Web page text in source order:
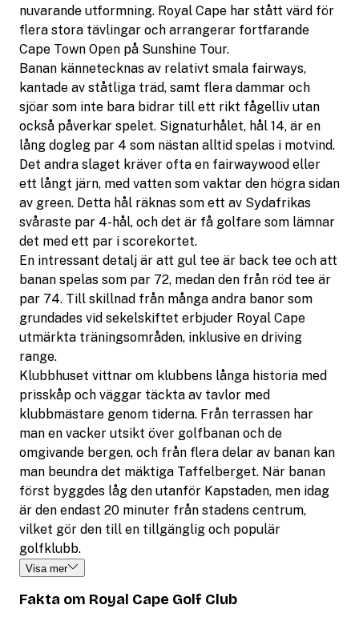
nuvarande utformning. Royal Cape har stått värd för
flera stora tävlingar och arrangerar fortfarande
Cape Town Open på Sunshine Tour.
Banan kännetecknas av relativt smala fairways,
kantade av ståtliga träd, samt flera dammar och
sjöar som inte bara bidrar till ett rikt fågelliv utan
också påverkar spelet. Signaturhålet, hål 14, är en
lång dogleg par 4 som nästan alltid spelas i motvind.
Det andra slaget kräver ofta en fairwaywood eller
ett långt järn, med vatten som vaktar den högra sidan
av green. Detta hål räknas som ett av Sydafrikas
svåraste par 4-hål, och det är få golfare som lämnar
det med ett par i scorekortet.
En intressant detalj är att gul tee är back tee och att
banan spelas som par 72, medan den från röd tee är
par 74. Till skillnad från många andra banor som
grundades vid sekelskiftet erbjuder Royal Cape
utmärkta träningsområden, inklusive en driving
range.
Klubbhuset vittnar om klubbens långa historia med
prisskåp och väggar täckta av tavlor med
klubbmästare genom tiderna. Från terrassen har
man en vacker utsikt över golfbanan och de
omgivande bergen, och från flera delar av banan kan
man beundra det mäktiga Taffelberget. När banan
först byggdes låg den utanför Kapstaden, men idag
är den endast 20 minuter från stadens centrum,
vilket gör den till en tillgänglig och populär
golfklubb.
Visa mer
Fakta om Royal Cape Golf Club